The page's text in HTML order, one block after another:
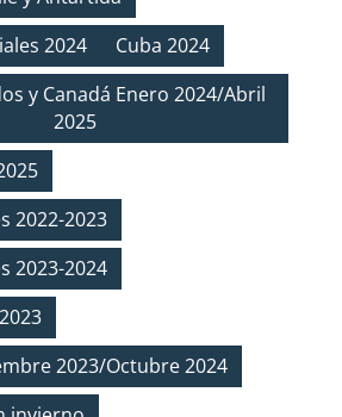
2024
Cuba 2024
y Canadá Enero 2024/Abril
2025
2022-2023
2023-2024
2023/Octubre 2024